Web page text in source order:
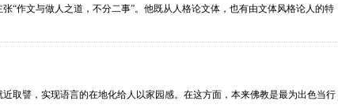
“作文与做人之道，不分二事”。他既从人格论文体，也有由文体风格论人的特
取譬，实现语言的在地化给人以家园感。在这方面，本来佛教是最为出色当行